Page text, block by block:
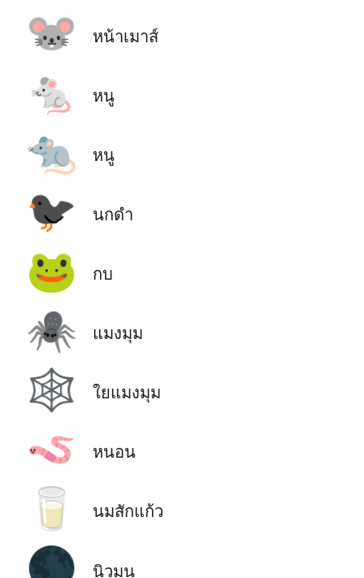
🐭 หน้าเมาส์
🐁 หนู
🐀 หนู
🐦‍⬛ นกดำ
🐸 กบ
🕷️ แมงมุม
🕸️ ใยแมงมุม
🪱 หนอน
🥛 นมสักแก้ว
นิวมูน